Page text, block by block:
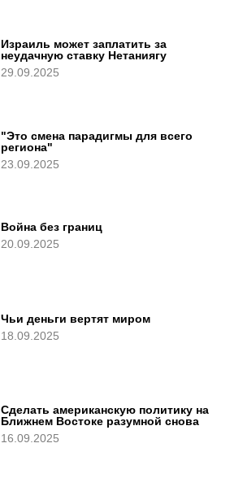
Израиль может заплатить за
неудачную ставку Нетаниягу
29.09.2025
"Это смена парадигмы для всего
региона"
23.09.2025
Война без границ
20.09.2025
Чьи деньги вертят миром
18.09.2025
Сделать американскую политику на
Ближнем Востоке разумной снова
16.09.2025